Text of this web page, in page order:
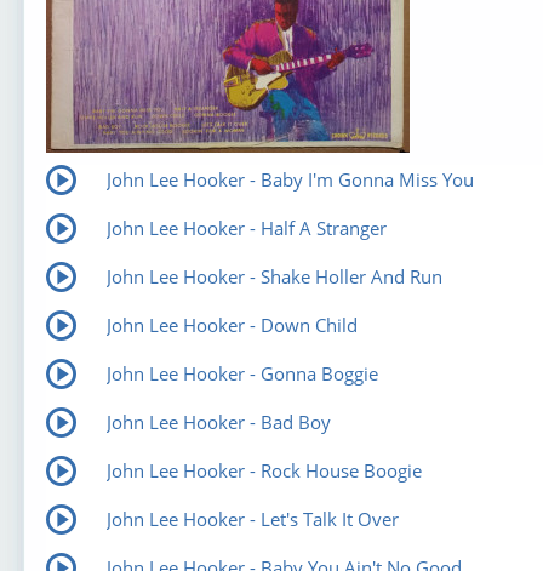
John Lee Hooker - Baby I'm Gonna Miss You
John Lee Hooker - Half A Stranger
John Lee Hooker - Shake Holler And Run
John Lee Hooker - Down Child
John Lee Hooker - Gonna Boggie
John Lee Hooker - Bad Boy
John Lee Hooker - Rock House Boogie
John Lee Hooker - Let's Talk It Over